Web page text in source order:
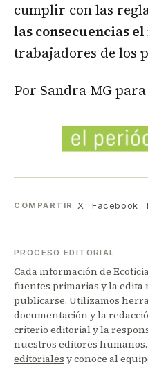
cumplir con las
las consecuencias
trabajadores de los
Por Sandra MG para
COMPARTIR X Facebook
PROCESO EDITORIAL
Cada información de
fuentes primarias y la edita
publicarse. Utilizamos
documentación y la
criterio editorial y la
nuestros editores
editoriales y conoce al